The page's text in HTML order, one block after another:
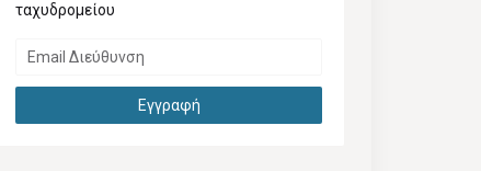
ταχυδρομείου